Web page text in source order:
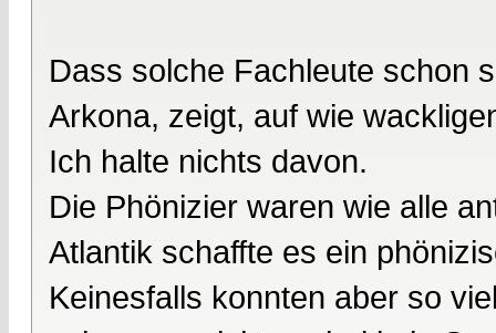
Dass solche Fachleute schon
Arkona, zeigt, auf wie
Ich halte nichts davon.
Die Phönizier waren wie alle
Atlantik schaffte es ein
Keinesfalls konnten aber so